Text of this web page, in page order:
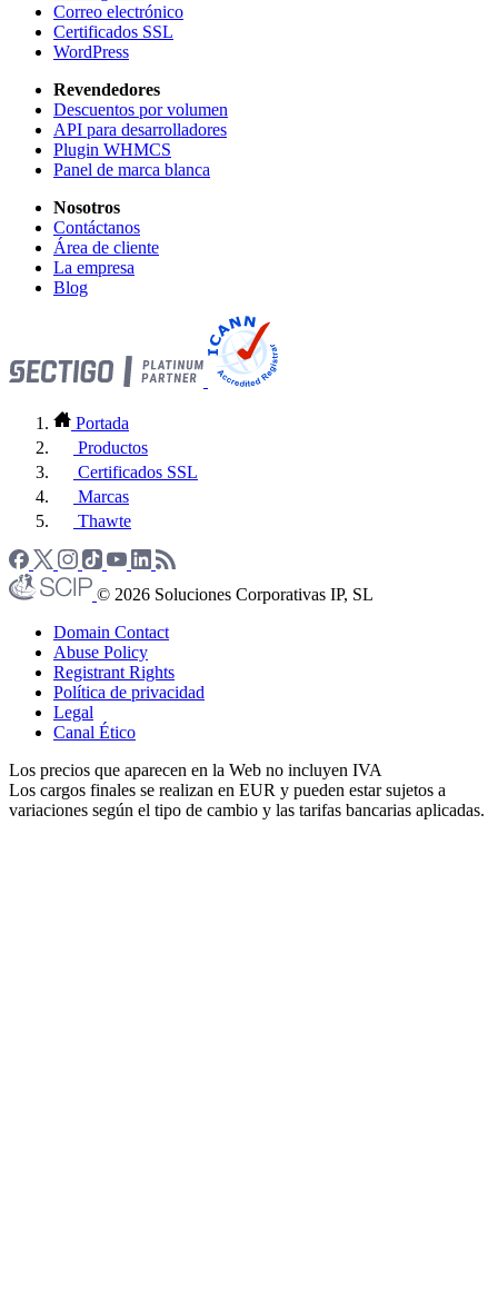
Correo electrónico
Certificados SSL
WordPress
Revendedores
Descuentos por volumen
API para desarrolladores
Plugin WHMCS
Panel de marca blanca
Nosotros
Contáctanos
Área de cliente
La empresa
Blog
Portada
Productos
Certificados SSL
Marcas
Thawte
© 2026 Soluciones Corporativas IP, SL
Domain Contact
Abuse Policy
Registrant Rights
Política de privacidad
Legal
Canal Ético
Los precios que aparecen en la Web no incluyen IVA
Los cargos finales se realizan en EUR y pueden estar sujetos a
variaciones según el tipo de cambio y las tarifas bancarias aplicadas.